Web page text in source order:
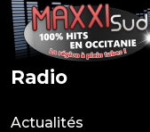
Radio
Actualités